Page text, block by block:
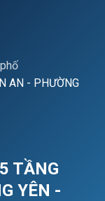
AN - PHƯỜNG
TẦNG
YÊN -